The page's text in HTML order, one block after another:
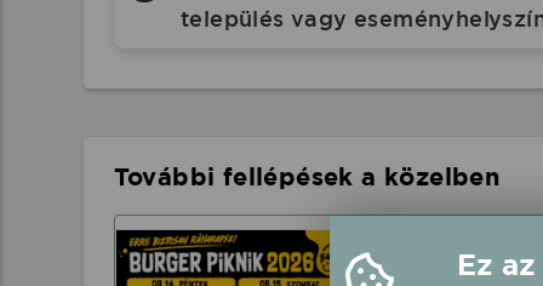
település vagy
További fellépések a közelben
Szolnok,Ez